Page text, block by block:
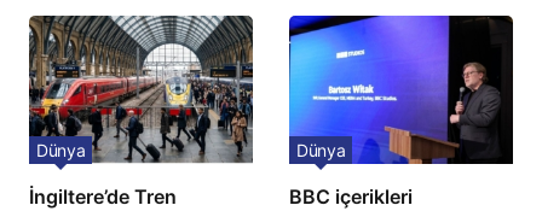
açıklama!
İngiltere’de Tren
Dünya
BBC içerikleri
Dünya